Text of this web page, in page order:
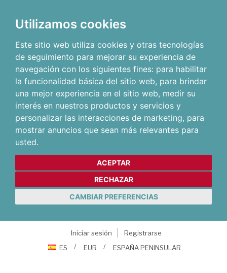
Utilizamos cookies
Este sitio web utiliza cookies y otras tecnologías
de seguimiento para mejorar su experiencia de
navegación con los siguientes fines: para habilitar
la funcionalidad básica del sitio web, para brindar
una mejor experiencia en el sitio web, medir su
interés en nuestros productos y servicios y
personalizar las interacciones de marketing, para
mostrar anuncios que sean más relevantes para
usted.
ACEPTAR
RECHAZAR
CAMBIAR PREFERENCIAS
Iniciar sesión
Registrarse
ES
EUR ESPAÑA PENINSULAR